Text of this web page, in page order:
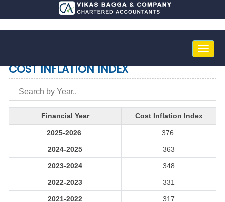
Toggle
COST INFLATION INDEX
Financial Year Cost Inflation Index
2025-2026 376
2024-2025 363
2023-2024 348
2022-2023 331
2021-2022 317